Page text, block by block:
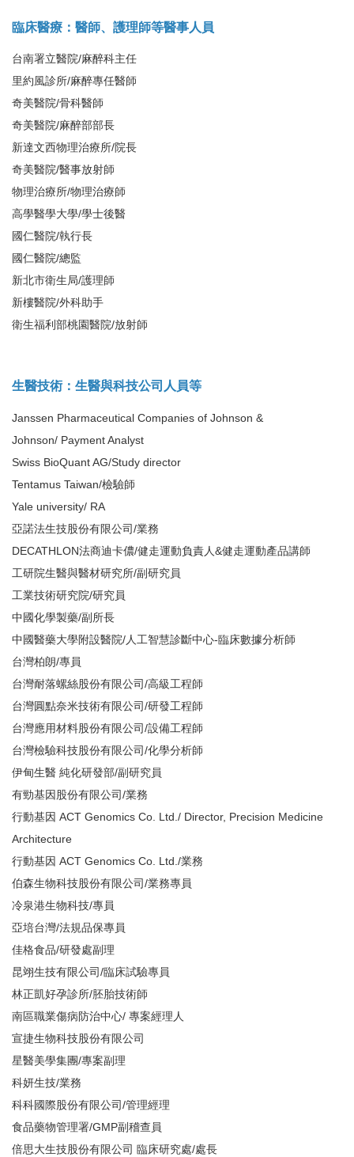
臨床醫療：醫師、護理師等醫事人員
台南署立醫院/麻醉科主任
里約風診所/麻醉專任醫師
奇美醫院/骨科醫師
奇美醫院/麻醉部部長
新達文西物理治療所/院長
奇美醫院/醫事放射師
物理治療所/物理治療師
高學醫學大學/學士後醫
國仁醫院/執行長
國仁醫院/總監
新北市衛生局/護理師
新樓醫院/外科助手
衛生福利部桃園醫院/放射師
生醫技術：生醫與科技公司人員等
Janssen Pharmaceutical Companies of Johnson &
Johnson/ Payment Analyst
Swiss BioQuant AG/Study director
Tentamus Taiwan/檢驗師
Yale university/ RA
亞諾法生技股份有限公司/業務
DECATHLON法商迪卡儂/健走運動負責人&健走運動產品講師
工研院生醫與醫材研究所/副研究員
工業技術研究院/研究員
中國化學製藥/副所長
中國醫藥大學附設醫院/人工智慧診斷中心-臨床數據分析師
台灣柏朗/專員
台灣耐落螺絲股份有限公司/高級工程師
台灣圓點奈米技術有限公司/研發工程師
台灣應用材料股份有限公司/設備工程師
台灣檢驗科技股份有限公司/化學分析師
伊甸生醫 純化研發部/副研究員
有勁基因股份有限公司/業務
行動基因 ACT Genomics Co. Ltd./ Director, Precision Medicine
Architecture
行動基因 ACT Genomics Co. Ltd./業務
伯森生物科技股份有限公司/業務專員
冷泉港生物科技/專員
亞培台灣/法規品保專員
佳格食品/研發處副理
昆翊生技有限公司/臨床試驗專員
林正凱好孕診所/胚胎技術師
南區職業傷病防治中心/ 專案經理人
宣捷生物科技股份有限公司
星醫美學集團/專案副理
科妍生技/業務
科科國際股份有限公司/管理經理
食品藥物管理署/GMP副稽查員
倍思大生技股份有限公司 臨床研究處/處長